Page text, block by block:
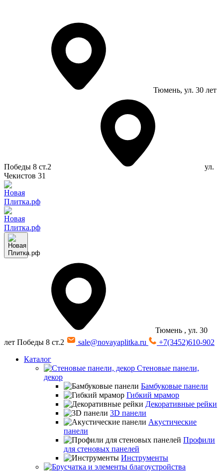
Тюмень, ул. 30 лет
Победы 8 ст.2
ул.
Чекистов 31
Тюмень , ул. 30
лет Победы 8 ст.2
sale@novayaplitka.ru
+7(3452)610-902
Каталог
Стеновые панели,
декор
Бамбуковые панели
Гибкий мрамор
Декоративные рейки
3D панели
Акустические
панели
Профили
для стеновых панелей
Инструменты